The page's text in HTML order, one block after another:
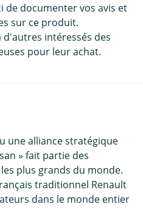
de documenter vos avis et
sur ce produit.
intéressés des
pour leur achat.
une alliance stratégique
» fait partie des
plus grands du monde.
traditionnel Renault
dans le monde entier